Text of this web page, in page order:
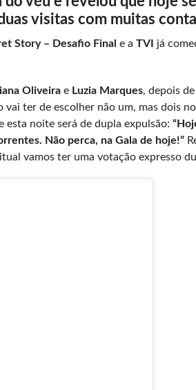
visitas com muitas
Story – Desafio Final e a TVI
já
Oliveirae Luzia Marques, depois de
vai ter de escolher não um, mas dois
esta noite será de dupla expulsão:
Não perca, na Gala de hoje!”
vamos ter uma votação expresso